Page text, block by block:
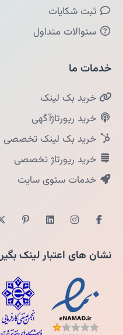
ثبت شکایات
سئوالات متداول
خدمات ما
خرید بک لینک
خرید رپورتاژآگهی
خرید بک لینک تخصصی
خرید رپورتاژ تخصصی
خدمات سئوی سایت
نشان های اعتبار لینک بگیر